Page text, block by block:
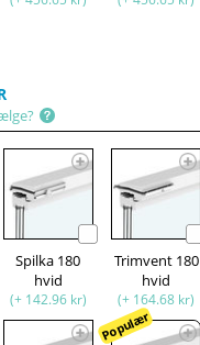
Spilka 180
hvid
(+ 142.96 kr)
Trimvent 180
hvid
(+ 164.68 kr)
Populær